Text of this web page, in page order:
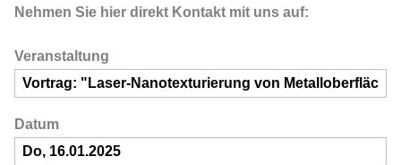
Nehmen Sie hier direkt Kontakt mit uns auf:
Veranstaltung
Datum